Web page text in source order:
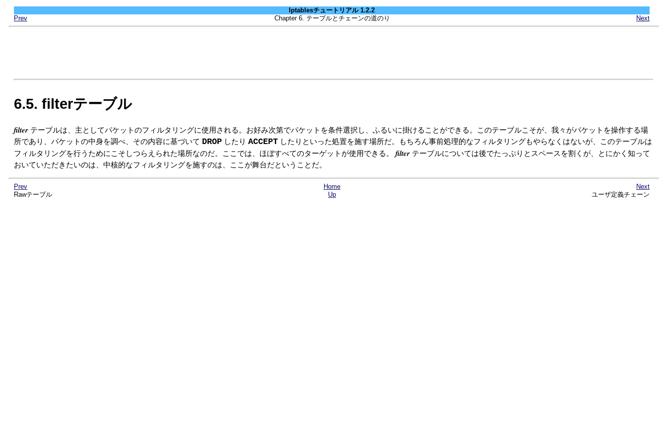
Iptablesチュートリアル 1.2.2
Prev
Chapter 6. テーブルとチェーンの道のり Next
6.5. filterテーブル
filter テーブルは、主としてパケットのフィルタリングに使用される。お好み次第でパケットを条件選択し、ふるいに掛けることができる。このテーブルこそが、我々がパケットを操作する場
所であり、パケットの中身を調べ、その内容に基づいて DROP したり ACCEPT したりといった処置を施す場所だ。もちろん事前処理的なフィルタリングもやらなくはないが、このテーブルは
フィルタリングを行うためにこそしつらえられた場所なのだ。ここでは、ほぼすべてのターゲットが使用できる。 filter テーブルについては後でたっぷりとスペースを割くが、とにかく知って
おいていただきたいのは、中核的なフィルタリングを施すのは、ここが舞台だということだ。
Prev Home
Next
Rawテーブル
Up ユーザ定義チェーン